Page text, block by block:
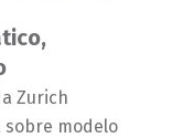
Zurich
sobre modelo